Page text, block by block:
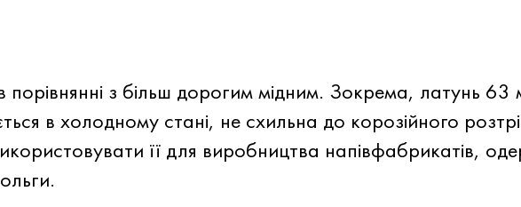
з більш дорогим мідним. Зокрема, латунь 63
в холодному стані, не схильна до корозійного
її для виробництва напівфабрикатів,